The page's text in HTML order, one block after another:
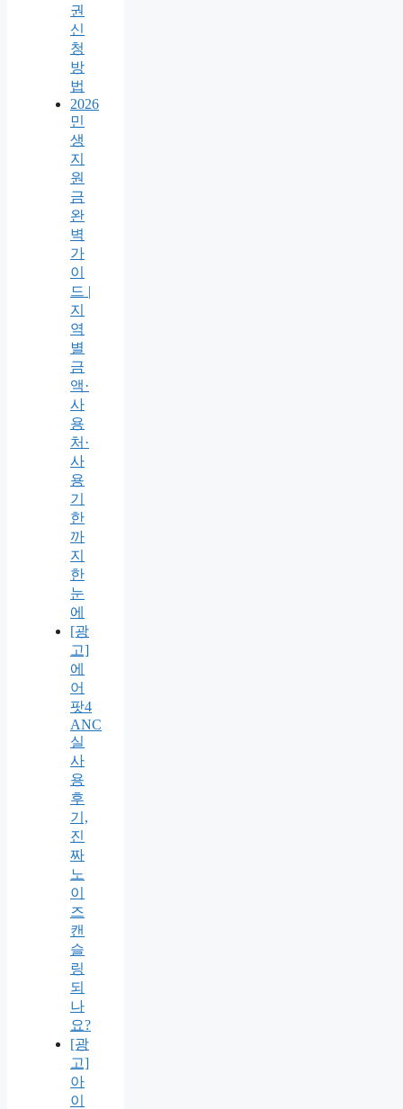
권
신
청
방
법
2026
민
생
지
원
금
완
벽
가
이
드 |
지
역
별
금
액·
사
용
처·
사
용
기
한
까
지
한
눈
에
[광
고]
에
어
팟4
ANC
실
사
용
후
기,
진
짜
노
이
즈
캔
슬
링
되
나
요?
[광
고]
아
이